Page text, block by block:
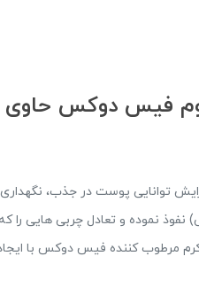
دوکس حاوی 5% اوره
توانایی پوست در جذب، نگهداری
نموده و تعادل چربی هایی
کرم مرطوب کننده فیس دوکس با